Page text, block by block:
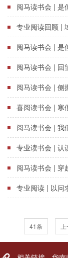
阅马读书会 | 是
专业阅读回顾 |
阅马读书会 | 是
阅马读书会 | 回
阅马读书会 | 侧
喜阅读书会 | 寒
阅马读书会 | 我
专业读书会 | 认
阅马读书会 | 穿
专业阅读 | 以问
41条